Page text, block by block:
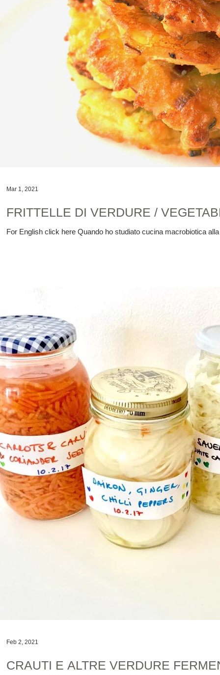
FRITTELLE DI VERDURE /
For English click here Quando ho studiato cucina macrobiotica
Mar 1, 2021
CRAUTI E ALTRE VERDURE
Feb 2, 2021